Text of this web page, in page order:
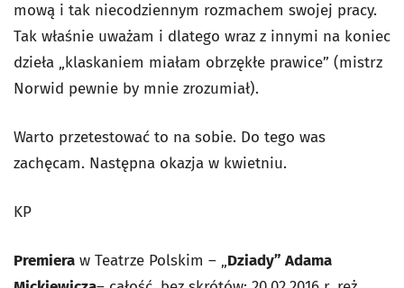
mową i tak niecodziennym rozmachem swojej pracy.
Tak właśnie uważam i dlatego wraz z innymi na koniec
dzieła „klaskaniem miałam obrzękłe prawice” (mistrz
Norwid pewnie by mnie zrozumiał).
Warto przetestować to na sobie. Do tego was
zachęcam. Następna okazja w kwietniu.
KP
Premiera w Teatrze Polskim – „Dziady” Adama